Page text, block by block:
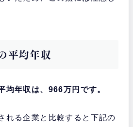
平均年収
均年収は、966万円です。
れる企業と比較すると下記の